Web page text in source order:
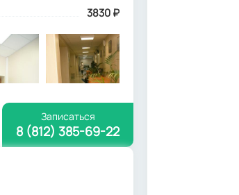
3830₽
Записаться
8 (812) 385-69-22